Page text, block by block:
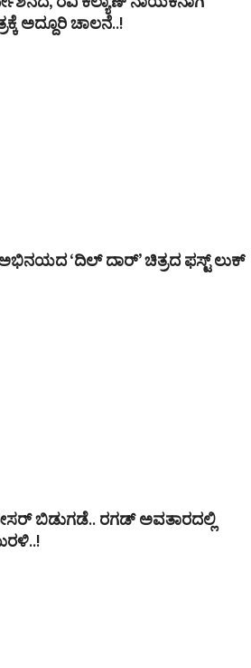
ಅದ್ದೂರಿ ಚಾಲನೆ..!
‘ದಿಲ್ ದಾರ್’ ಚಿತ್ರದ ಫಸ್ಟ್ ಲುಕ್
ಬಿಡುಗಡೆ.. ರಗಡ್ ಅವತಾರದಲ್ಲಿ